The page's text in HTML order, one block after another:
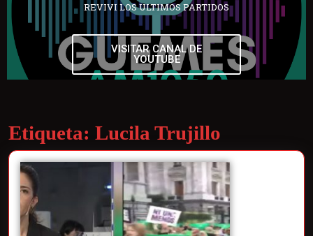
REVIVI LOS ULTIMOS PARTIDOS
VISITAR CANAL DE
YOUTUBE
Etiqueta: Lucila Trujillo